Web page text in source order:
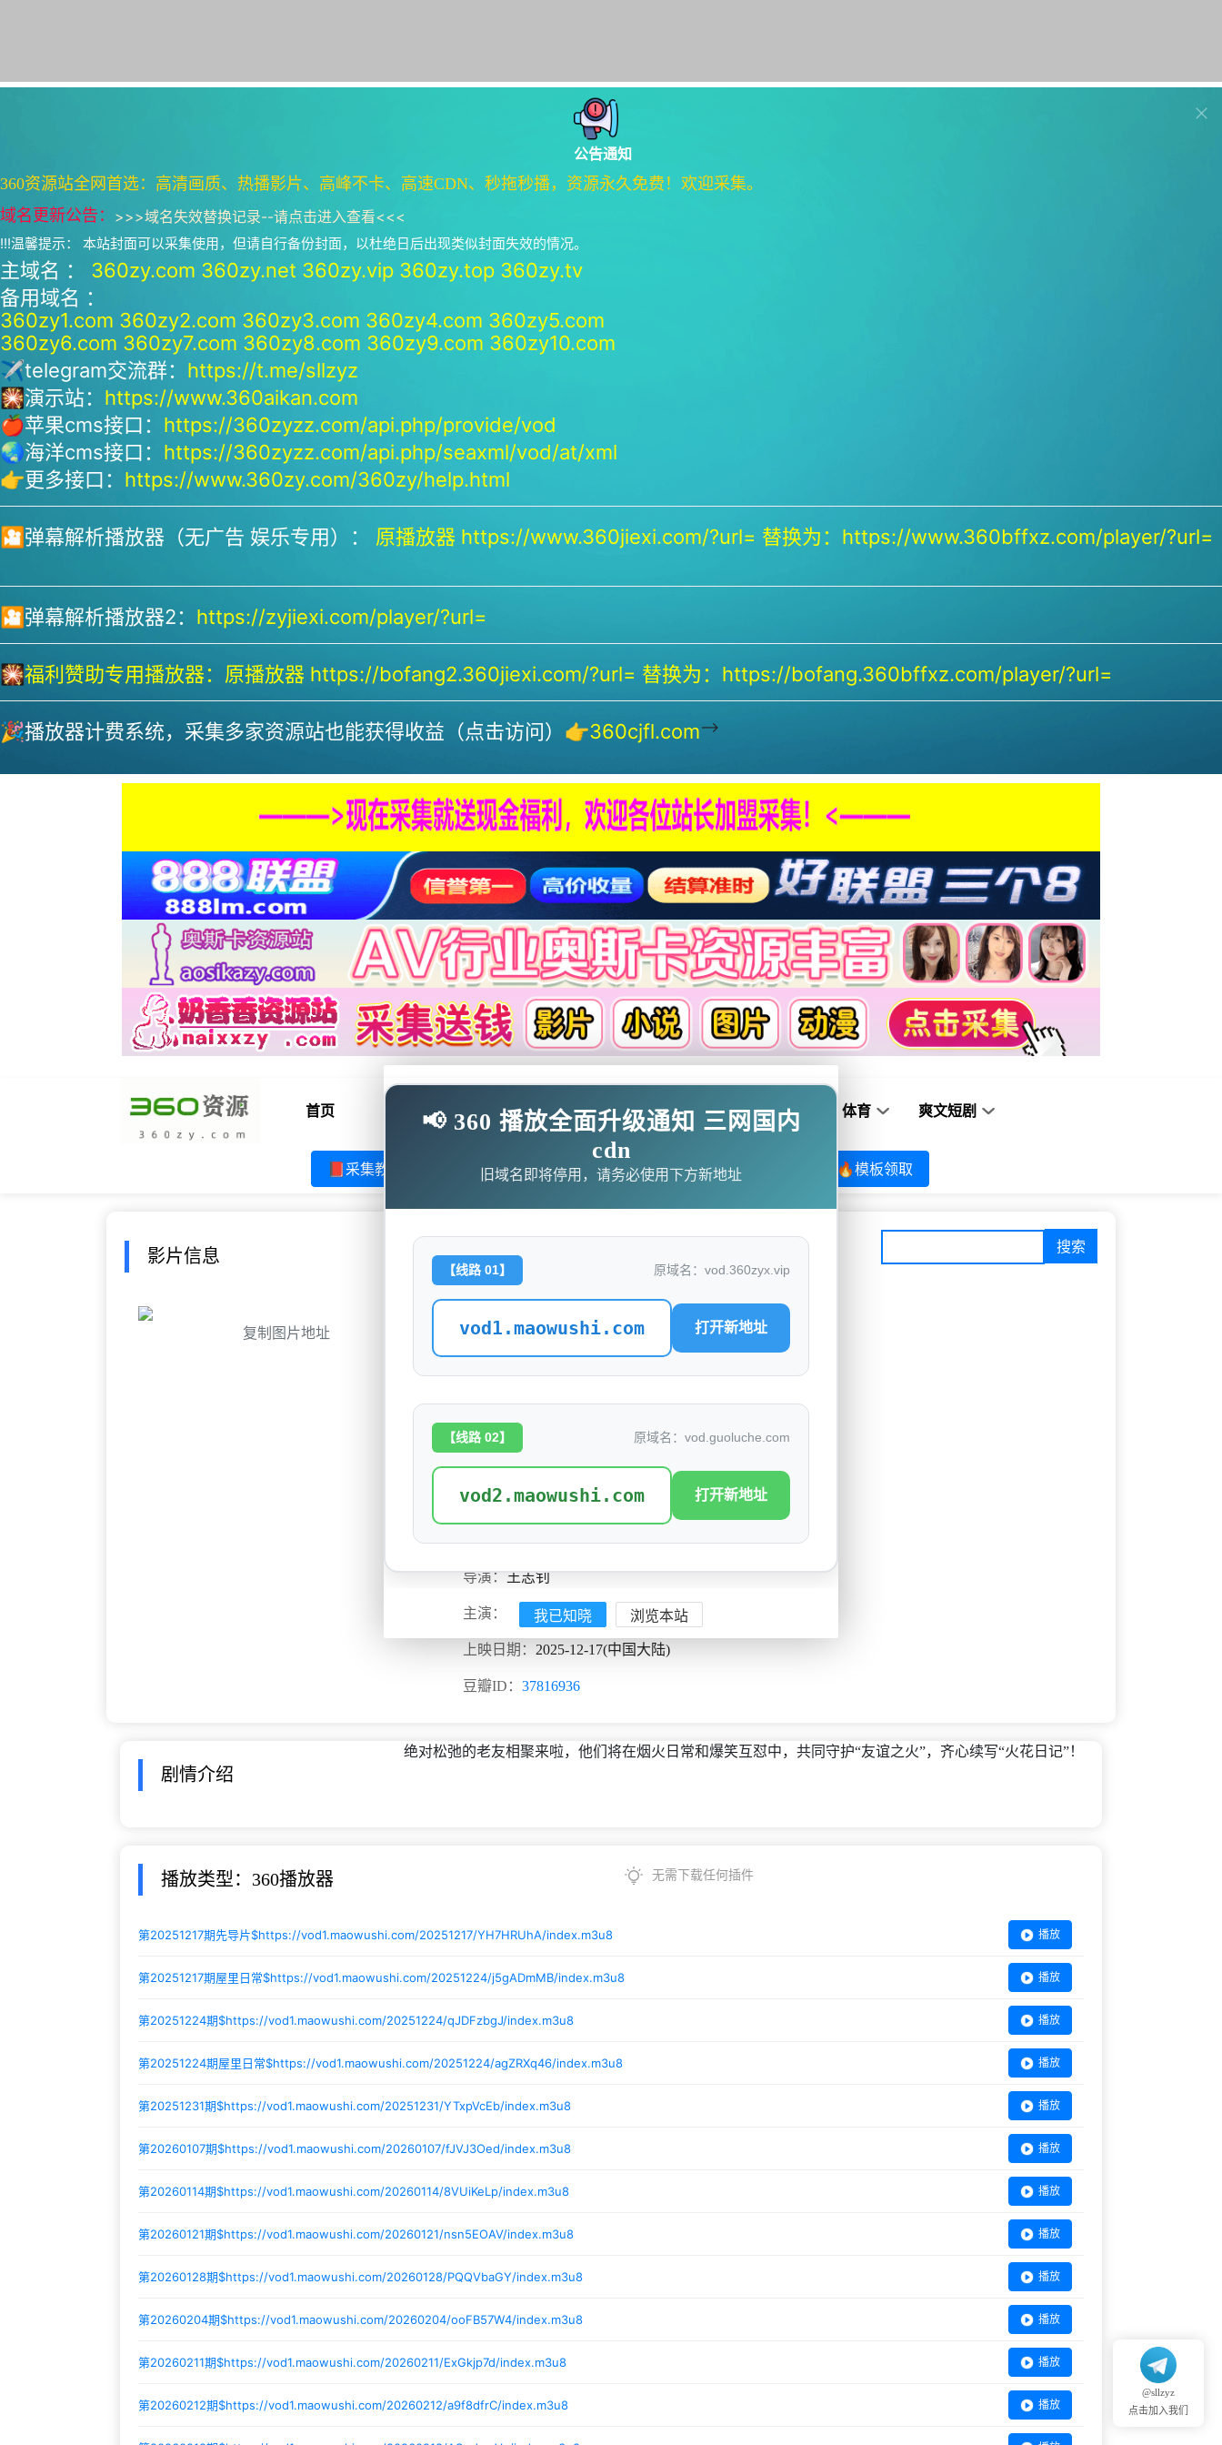
公告通知
360资源站全网首选：高清画质、热播影片、高峰不卡、高速CDN、秒拖秒播，资源永久免费！欢迎采集。
域名更新公告： >>>域名失效替换记录--请点击进入查看<<<
!!!温馨提示： 本站封面可以采集使用，但请自行备份封面，以杜绝日后出现类似封面失效的情况。
主域名 ： 360zy.com 360zy.net 360zy.vip 360zy.top 360zy.tv
备用域名 ：
360zy1.com 360zy2.com 360zy3.com 360zy4.com 360zy5.com
360zy6.com 360zy7.com 360zy8.com 360zy9.com 360zy10.com
✈telegram交流群： https://t.me/sllzyz
🎇演示站： https://www.360aikan.com
🍎苹果cms接口： https://360zyzz.com/api.php/provide/vod
🌏海洋cms接口： https://360zyzz.com/api.php/seaxml/vod/at/xml
👉更多接口： https://www.360zy.com/360zy/help.html
🎦弹幕解析播放器（无广告 娱乐专用）： 原播放器 https://www.360jiexi.com/?url= 替换为：https://www.360bffxz.com/player/?url=
🎦弹幕解析播放器2： https://zyjiexi.com/player/?url=
🎇福利赞助专用播放器： 原播放器 https://bofang2.360jiexi.com/?url= 替换为：https://bofang.360bffxz.com/player/?url=
🎉播放器计费系统，采集多家资源站也能获得收益（点击访问）👉360cjfl.com-->
首页 连续剧 综艺 动漫 伦理片 体育 爽文短剧
📕采集教程 🗨求片必应 🎉福利赞助 🎉演示站 🔥模板领取
影片信息
复制图片地址
欢迎来到蘑菇屋第二季 评分: 4.0
别名：欢迎来到蘑菇屋第二季
地区： 中国大陆
类型：真人秀
语言： 汉语普通话
标签：
导演： 王志钊
主演：
上映日期： 2025-12-17(中国大陆)
豆瓣ID： 37816936
剧情介绍
绝对松弛的老友相聚来啦，他们将在烟火日常和爆笑互怼中，共同守护“友谊之火”，齐心续写“火花日记”！
播放类型：360播放器 无需下载任何插件
第20251217期先导片$https://vod1.maowushi.com/20251217/YH7HRUhA/index.m3u8 播放
第20251217期屋里日常$https://vod1.maowushi.com/20251224/j5gADmMB/index.m3u8 播放
第20251224期$https://vod1.maowushi.com/20251224/qJDFzbgJ/index.m3u8 播放
第20251224期屋里日常$https://vod1.maowushi.com/20251224/agZRXq46/index.m3u8 播放
第20251231期$https://vod1.maowushi.com/20251231/YTxpVcEb/index.m3u8 播放
第20260107期$https://vod1.maowushi.com/20260107/fJVJ3Oed/index.m3u8 播放
第20260114期$https://vod1.maowushi.com/20260114/8VUiKeLp/index.m3u8 播放
第20260121期$https://vod1.maowushi.com/20260121/nsn5EOAV/index.m3u8 播放
第20260128期$https://vod1.maowushi.com/20260128/PQQVbaGY/index.m3u8 播放
第20260204期$https://vod1.maowushi.com/20260204/ooFB57W4/index.m3u8 播放
第20260211期$https://vod1.maowushi.com/20260211/ExGkjp7d/index.m3u8 播放
第20260212期$https://vod1.maowushi.com/20260212/a9f8dfrC/index.m3u8 播放
@sllzyz
点击加入我们
📢 360 播放全面升级通知 三网国内
cdn
旧域名即将停用，请务必使用下方新地址
【线路 01】 原域名：vod.360zyx.vip
vod1.maowushi.com 打开新地址
【线路 02】 原域名：vod.guoluche.com
vod2.maowushi.com 打开新地址
我已知晓 浏览本站